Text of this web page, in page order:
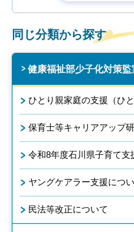
同じ分類から探す
健康福祉部少子化対策監
ひとり親家庭の支援（ひ
保育士等キャリアアップ
令和8年度石川県子育て支
ヤングケアラー支援につ
民法等改正について